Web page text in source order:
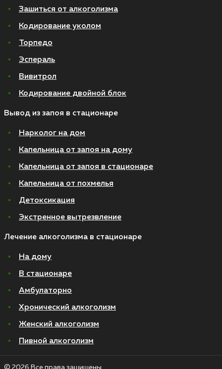
Зашиться от алкоголизма
Кодирование уколом
Торпедо
Эспераль
Вивитрол
Кодирование двойной блок
Вывод из запоя в стационаре
Нарколог на дом
Капельница от запоя на дому
Капельница от запоя в стационаре
Капельница от похмелья
Детоксикация
Экстренное вытрезвление
Лечение алкоголизма в стационаре
На дому
В стационаре
Амбулаторно
Хронический алкоголизм
Женский алкоголизм
Пивной алкоголизм
© 2026 Все права защищены